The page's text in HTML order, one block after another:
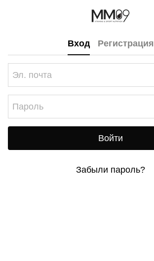
Вход Регистрация
Войти
Забыли пароль?